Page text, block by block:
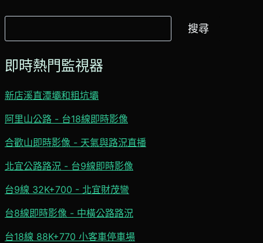
尋
搜尋
即時熱門監視器
新店溪直潭壩和粗坑壩
阿里山公路 - 台18線即時影像
合歡山即時影像 - 天氣與路況直播
北宜公路路況 - 台9線即時影像
台9線 32K+700 - 北宜財茂彎
台8線即時影像 - 中橫公路路況
台18線 88K+770 小客車停車場